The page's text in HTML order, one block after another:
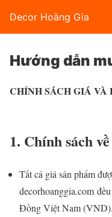
Decor Hoàng Gia
Hướng dẫn
CHÍNH SÁCH GIÁ VÀ
1. Chính sách
Tất cả giá sản phẩm
decorhoanggia.com
Đồng Việt Nam (VND).